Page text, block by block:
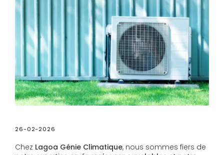
26-02-2026
Chez Lagoa Génie Climatique, nous sommes fiers de